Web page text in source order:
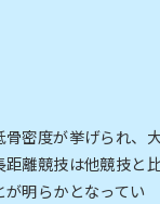
密度が挙げられ、
離競技は他競技と
明らかとなってい